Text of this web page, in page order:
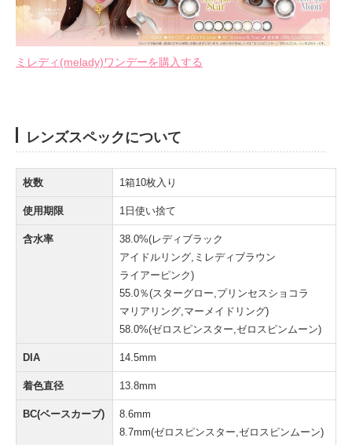
ミレディ(melady)ワンデーを購入する
レンズスペックについて
枚数 1箱10枚入り
使用期限 1日使い捨て
含水率
38.0%(レディブラック
アイドルリング,ミレディブラウン
ライアーピンク)
55.0％(スターグロー,プリンセスショコラ
マリアリング,マーメイドリング)
58.0%(ゼロスピンスター,ゼロスピンムーン)
DIA 14.5mm
着色直径 13.8mm
BC(ベースカーブ)
8.6mm
8.7mm(ゼロスピンスター,ゼロスピンムーン)